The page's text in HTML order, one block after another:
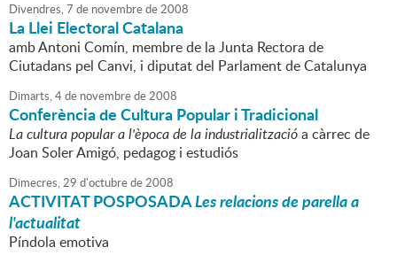
Divendres,7 de novembrede2008
La Llei Electoral Catalana
amb Antoni Comín, membre de la Junta Rectora de
Ciutadans pel Canvi, i diputat del Parlament de Catalunya
Dimarts,4de novembrede2008
Conferència de Cultura Popular i Tradicional
La cultura popular a l'època de la industrialitzacióa càrrec de
Joan Soler Amigó, pedagog i estudiós
Dimecres,29 d'octubrede2008
ACTIVITAT POSPOSADALes relacions de parella a
l'actualitat
Píndola emotiva